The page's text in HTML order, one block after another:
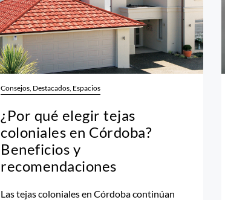
Consejos, Destacados, Espacios
¿Por qué elegir tejas
coloniales en Córdoba?
Beneficios y
recomendaciones
Las tejas coloniales en Córdoba continúan